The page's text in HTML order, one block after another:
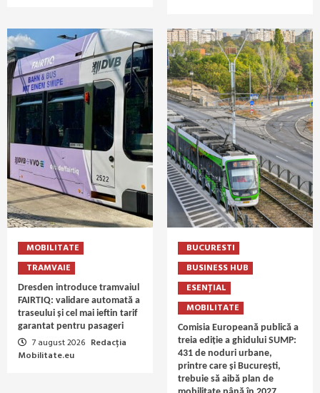
MOBILITATE
TRAMVAIE
Dresden introduce tramvaiul
FAIRTIQ: validare automată a
traseului și cel mai ieftin tarif
garantat pentru pasageri
7 august 2026 Redacția
Mobilitate.eu
BUCURESTI
BUSINESS HUB
ESENȚIAL
MOBILITATE
Comisia Europeană publică a
treia ediție a ghidului SUMP:
431 de noduri urbane,
printre care și București,
trebuie să aibă plan de